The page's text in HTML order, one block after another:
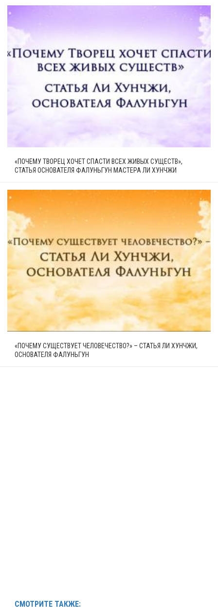
«ПОЧЕМУ ТВОРЕЦ ХОЧЕТ СПАСТИ ВСЕХ ЖИВЫХ СУЩЕСТВ»,
СТАТЬЯ ОСНОВАТЕЛЯ ФАЛУНЬГУН МАСТЕРА ЛИ ХУНЧЖИ
«ПОЧЕМУ СУЩЕСТВУЕТ ЧЕЛОВЕЧЕСТВО?» – СТАТЬЯ ЛИ ХУНЧЖИ,
ОСНОВАТЕЛЯ ФАЛУНЬГУН
СМОТРИТЕ ТАКЖЕ: